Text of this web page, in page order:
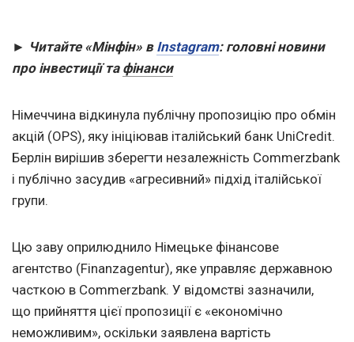
► Читайте «Мінфін» в Instagram: головні новини
про інвестиції та фінанси
Німеччина відкинула публічну пропозицію про обмін
акцій (OPS), яку ініціював італійський банк UniCredit.
Берлін вирішив зберегти незалежність Commerzbank
і публічно засудив «агресивний» підхід італійської
групи.
Цю заву оприлюднило Німецьке фінансове
агентство (Finanzagentur), яке управляє державною
часткою в Commerzbank. У відомстві зазначили,
що прийняття цієї пропозиції є «економічно
неможливим», оскільки заявлена вартість